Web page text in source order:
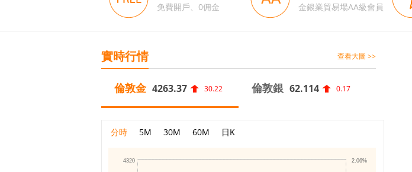
免費開戶、0佣金 金銀業貿易場AA級會員
實時行情 查看大圖 >>
倫敦金 4263.37 30.22 倫敦銀 62.114 0.17
分時 5M 30M 60M 日K
4320 2.06%